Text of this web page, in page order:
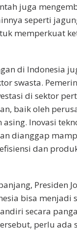
juga
seperti
memperkuat
di Indonesia
swasta.
di sektor
baik oleh
Inovasi
dianggap
dan
Presiden
bisa menjadi
secara
perlu ada